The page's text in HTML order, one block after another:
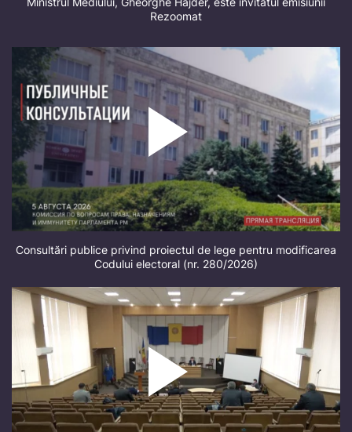
Rezoomat
Consultări publice privind proiectul de lege pentru modificarea
Codului electoral (nr. 280/2026)